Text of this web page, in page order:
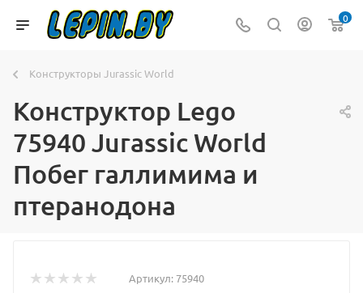
0
Конструкторы Jurassic World
Конструктор Lego
75940 Jurassic World
Побег галлимима и
птеранодона
Артикул: 75940